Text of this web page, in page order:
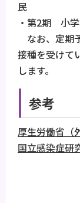
民
・第2期 小
なお、定期
接種を受けて
します。
参考
厚生労働省（
国立感染症研